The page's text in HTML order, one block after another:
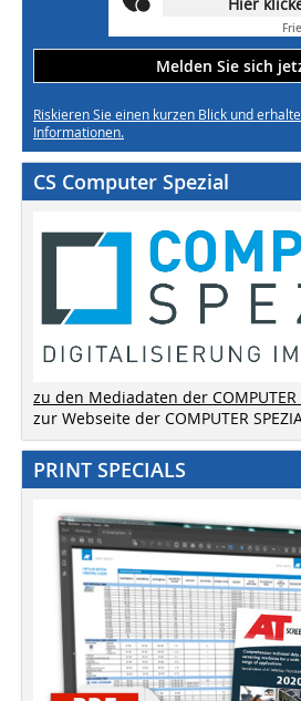
Melden Sie sich
Riskieren Sie einen kurzen Blick und
Informationen.
CS Computer Spezial
zu den Mediadaten der COMPUTER
zur Webseite der COMPUTER
PRINT SPECIALS